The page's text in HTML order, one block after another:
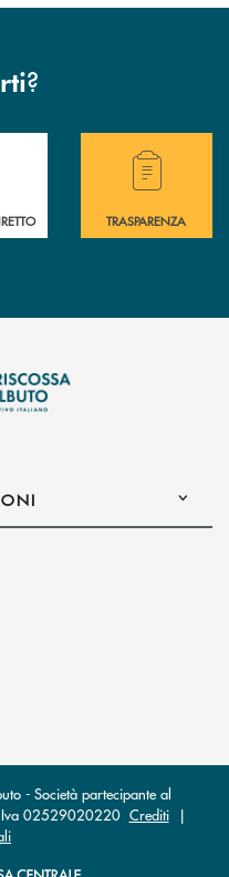
?
Bcc
di assistenza immediata?
Hai bisogno di
TRASPARENZA
apre l’app di posta
l’app di posta
- Società partecipante al
02529020220 Crediti|